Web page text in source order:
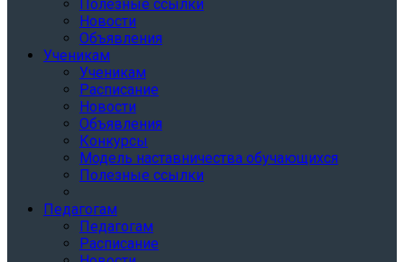
Полезные ссылки
Новости
Объявления
Ученикам
Ученикам
Расписание
Новости
Объявления
Конкурсы
Модель наставничества обучающихся
Полезные ссылки
Педагогам
Педагогам
Расписание